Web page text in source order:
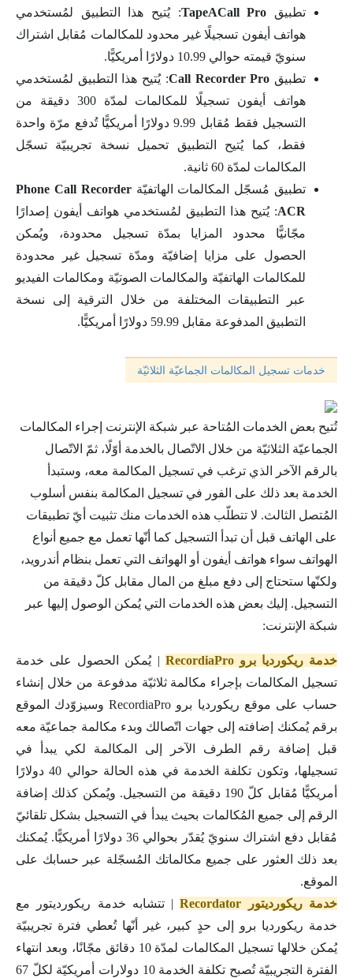
تطبيق TapeACall Pro: يُتيح هذا التطبيق لمُستخدمي
هواتف أيفون تسجيلًا غير محدود للمكالمات مُقابل اشتراك
سنويّ قيمته حوالي 10.99 دولارًا أمريكيًّا.
تطبيق Call Recorder Pro: يُتيح هذا التطبيق لمُستخدمي
هواتف أيفون تسجيلًا للمكالمات لمدّة 300 دقيقة من
التسجيل فقط مُقابل 9.99 دولارًا أمريكيًّا تُدفع مرّة واحدة
فقط، كما يُتيح التطبيق تحميل نسخة تجريبيّة تسجّل
المكالمات لمدّة 60 ثانية.
تطبيق مُسجّل المكالمات الهاتفيّةPhone Call Recorder
ACR: يُتيح هذا التطبيق لمُستخدمي هواتف أيفون إصدارًا
مجّانيًّا محدود المزايا بمدّة تسجيل محدودة، ويُمكن
الحصول على مزايا إضافيّة ومدّة تسجيل غير محدودة
للمكالمات الهاتفيّة والمكالمات الصوتيّة ومكالمات الفيديو
عبر التطبيقات المختلفة من خلال الترقية إلى نسخة
التطبيق المدفوعة مقابل 59.99 دولارًا أمريكيًّا.
خدمات تسجيل المكالمات الجماعيّة الثلاثيّة
تُتيح بعض الخدمات المُتاحة عبر شبكة الإنترنت إجراء المكالمات
الجماعيّة الثلاثيّة من خلال الاتّصال بالخدمة أوّلًا، ثمّ الاتّصال
بالرقم الآخر الذي ترغب في تسجيل المكالمة معه، وستبدأ
الخدمة بعد ذلك على الفور في تسجيل المكالمة بنفس أسلوب
المُتصل الثالث. لا تتطلّب هذه الخدمات منك تثبيت أيّ تطبيقات
على الهاتف قبل أن تبدأ التسجيل كما أنّها تعمل مع جميع أنواع
الهواتف سواء هواتف أيفون أو الهواتف التي تعمل بنظام أندرويد،
ولكنّها ستحتاج إلى دفع مبلغ من المال مقابل كلّ دقيقة من
التسجيل. إليك بعض هذه الخدمات التي يُمكن الوصول إليها عبر
شبكة الإنترنت:
خدمة ريكورديا برو RecordiaPro
| يُمكن الحصول على خدمة
تسجيل المكالمات بإجراء مكالمة ثلاثيّة مدفوعة من خلال إنشاء
حساب على موقع ريكورديا برو RecordiaPro وسيزوّدك الموقع
برقم يُمكنك إضافته إلى جهات اتّصالك وبدء مكالمة جماعيّة معه
قبل إضافة رقم الطرف الآخر إلى المكالمة لكي يبدأ في
تسجيلها، وتكون تكلفة الخدمة في هذه الحالة حوالي 40 دولارًا
أمريكيًّا مُقابل كلّ 190 دقيقة من التسجيل. ويُمكن كذلك إضافة
الرقم إلى جميع المُكالمات بحيث يبدأ في التسجيل بشكل تلقائيّ
مُقابل دفع اشتراك سنويّ يُقدّر بحوالي 36 دولارًا أمريكيًّا. يُمكنك
بعد ذلك العثور على جميع مكالماتك المُسجّلة عبر حسابك على
الموقع.
خدمة ريكورديتور Recordator
| تتشابه خدمة ريكورديتور مع
خدمة ريكورديا برو إلى حدٍ كبير، غير أنّها تُعطي فترة تجريبيّة
يُمكن خلالها تسجيل المكالمات لمدّة 10 دقائق مجّانًا، وبعد انتهاء
الفترة التجريبيّة تُصبح تكلفة الخدمة 10 دولارات أمريكيّة لكلّ 67